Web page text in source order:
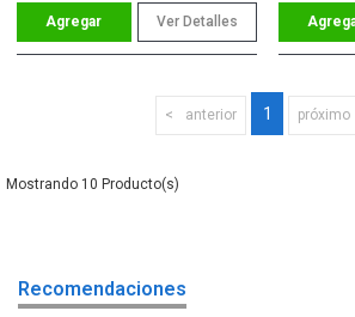
Ver Detalles
anterior 1 próximo
10
Recomendaciones